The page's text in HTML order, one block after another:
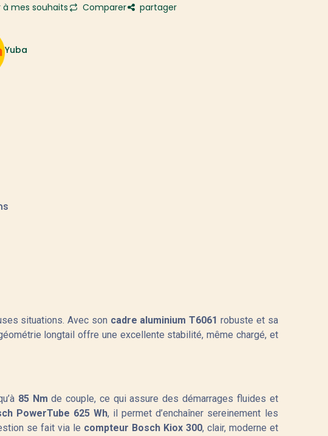
à mes souhaits Comparer partager
Yuba
situations. Avec son cadre aluminium T6061 robuste et sa
longtail offre une excellente stabilité, même chargé, et
85 Nm de couple, ce qui assure des démarrages fluides et
PowerTube 625 Wh, il permet d’enchaîner sereinement les
se fait via le compteur Bosch Kiox 300, clair, moderne et